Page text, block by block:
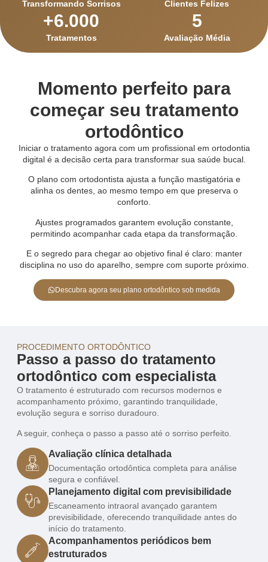
Transformando Sorrisos Clientes Felizes
Tratamentos
+6.000
Avaliação Média
5
Momento perfeito para
começar seu tratamento
ortodôntico
Iniciar o tratamento agora com um profissional em ortodontia
digital é a decisão certa para transformar sua saúde bucal.
O plano com ortodontista ajusta a função mastigatória e
alinha os dentes, ao mesmo tempo em que preserva o
conforto.
Ajustes programados garantem evolução constante,
permitindo acompanhar cada etapa da transformação.
E o segredo para chegar ao objetivo final é claro: manter
disciplina no uso do aparelho, sempre com suporte próximo.
Descubra agora seu plano ortodôntico sob medida
PROCEDIMENTO ORTODÔNTICO
Passo a passo do tratamento
ortodôntico com especialista
O tratamento é estruturado com recursos modernos e
acompanhamento próximo, garantindo tranquilidade,
evolução segura e sorriso duradouro.
A seguir, conheça o passo a passo até o sorriso perfeito.
Avaliação clínica detalhada
Documentação ortodôntica completa para análise
segura e confiável.
Planejamento digital com previsibilidade
Escaneamento intraoral avançado garantem
previsibilidade, oferecendo tranquilidade antes do
início do tratamento.
Acompanhamentos periódicos bem
estruturados